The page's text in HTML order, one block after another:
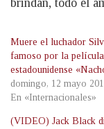
brindan, todo el
Muere el luchador
famoso por la película
estadounidense
domingo, 12 mayo
En «Internacionales»
(VIDEO) Jack Black